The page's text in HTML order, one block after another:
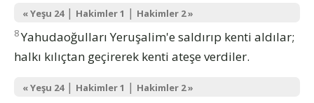
« Yeşu 24| Hakimler 1 | Hakimler 2 »
8Yahudaoğulları Yeruşalim'e saldırıp kenti aldılar;
halkı kılıçtan geçirerek kenti ateşe verdiler.
« Yeşu 24| Hakimler 1 | Hakimler 2 »